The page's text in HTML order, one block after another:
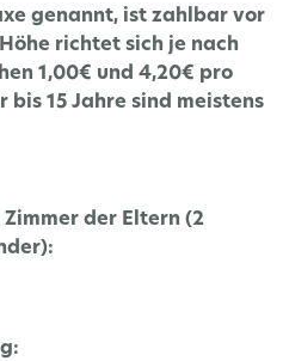
genannt, ist zahlbar vor
richtet sich je nach
1,00€ und 4,20€ pro
bis 15 Jahre sind meistens
der Eltern (2